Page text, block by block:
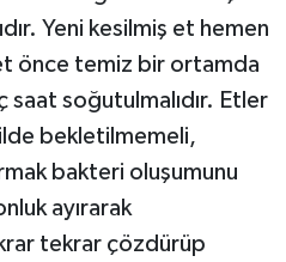
Yeni kesilmiş et hemen
önce temiz bir ortamda
soğutulmalıdır. Etler
bekletilmemeli,
bakteri oluşumunu
ayırarak
tekrar çözdürüp